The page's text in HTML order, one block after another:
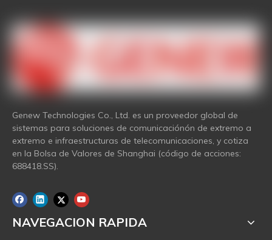
Genew Technologies Co., Ltd. es un proveedor global de
sistemas para soluciones de comunicaciónón de extremo a
extremo e infraestructuras de telecomunicaciones, y cotiza
en la Bolsa de Valores de Shanghai (código de acciones:
688418.SS).
NAVEGACION RAPIDA